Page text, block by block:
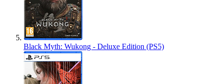
Black Myth: Wukong - Deluxe Edition (PS5)